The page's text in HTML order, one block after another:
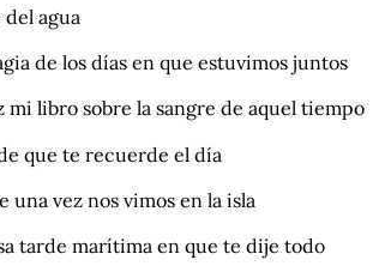
agua
de los días en que estuvimos juntos
mi libro sobre la sangre de aquel tiempo
que te recuerde el día
una vez nos vimos en la isla
tarde marítima en que te dije todo